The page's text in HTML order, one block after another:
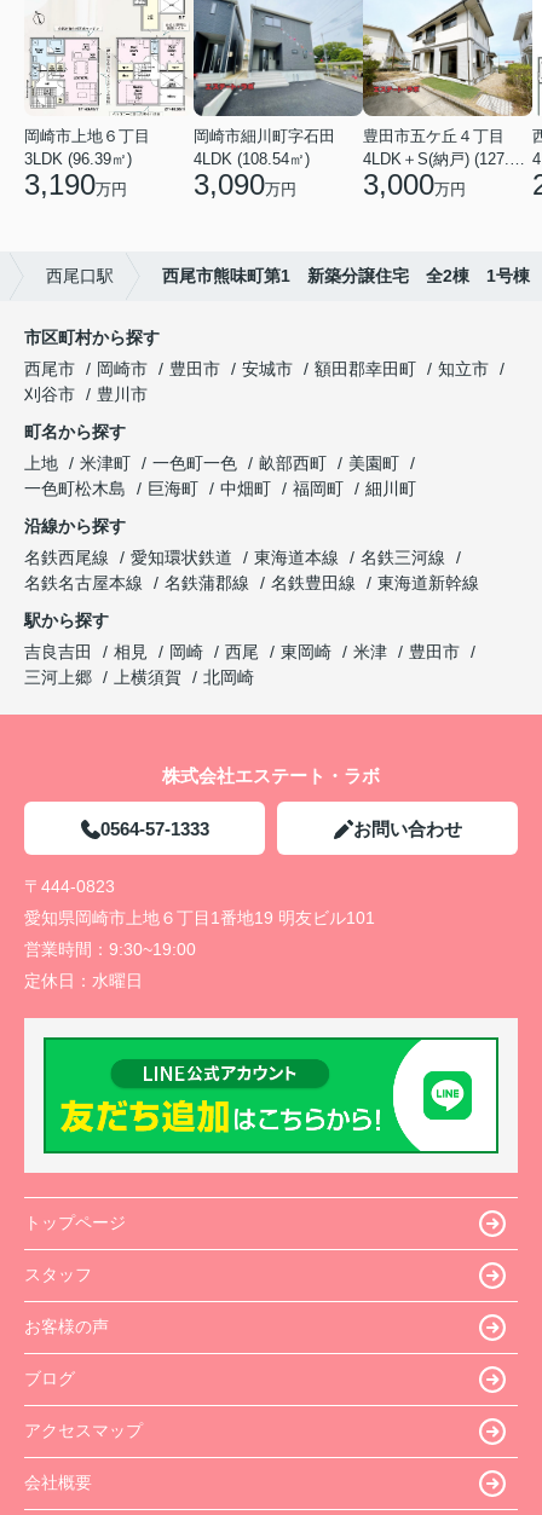
岡崎市上地６丁目
3LDK (96.39㎡)
3,190万円
岡崎市細川町字石田
4LDK (108.54㎡)
3,090万円
豊田市五ケ丘４丁目
4LDK＋S(納戸) (127.88㎡)
3,000万円
西尾口駅 西尾市熊味町第1 新築分譲住宅 全2棟 1号棟
市区町村から探す
西尾市
岡崎市 豊田市 安城市 額田郡幸田町
知立市
刈谷市
豊川市
町名から探す
上地
米津町 一色町一色 畝部西町
美園町
一色町松木島
巨海町 中畑町 福岡町
細川町
沿線から探す
名鉄西尾線
愛知環状鉄道 東海道本線
名鉄三河線
名鉄名古屋本線
名鉄蒲郡線 名鉄豊田線
東海道新幹線
駅から探す
吉良吉田
相見 岡崎 西尾 東岡崎 米津
豊田市
三河上郷
上横須賀 北岡崎
株式会社エステート・ラボ
0564-57-1333 お問い合わせ
〒444-0823
愛知県岡崎市上地６丁目1番地19 明友ビル101
営業時間： 9:30~19:00
定休日： 水曜日
トップページ
スタッフ
お客様の声
ブログ
アクセスマップ
会社概要